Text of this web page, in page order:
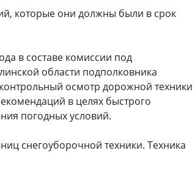
которые они должны были в срок
в составе комиссии под
области подполковника
осмотр дорожной техники
в целях быстрого
погодных условий.
снегоуборочной техники. Техника